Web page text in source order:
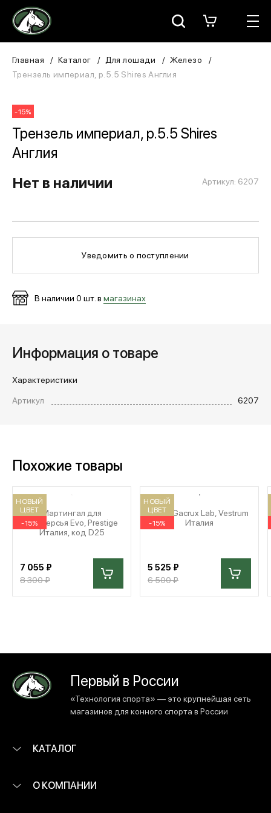
Москва
Для лошади
В конюшню
МЕДИА
ПОКУПАТЕЛЯМ
ОПЛАТА И ДОСТАВКА
+7 (495) 139-66-00
обратный звонок
Главная Каталог Для лошади
Железо
Трензель империал, р.5.5 Shires Англия
-15%
Трензель империал, р.5.5 Shires
Англия
Артикул: 6207
Нет в наличии
Уведомить о поступлении
В наличии 0 шт. в магазинах
Информация о товаре
Характеристики
Артикул
6207
Похожие товары
НОВЫЙ
ЦВЕТ
-15%
Мартингал для
подперсья Evo, Prestige
Италия, код D25
7 055 ₽
8 300 ₽
НОВЫЙ
ЦВЕТ
-15%
Ушки Gacrux Lab, Vestrum
Италия
5 525 ₽
6 500 ₽
Первый в России
«Технология спорта» — это крупнейшая сеть
магазинов для конного спорта в России
КАТАЛОГ
О КОМПАНИИ